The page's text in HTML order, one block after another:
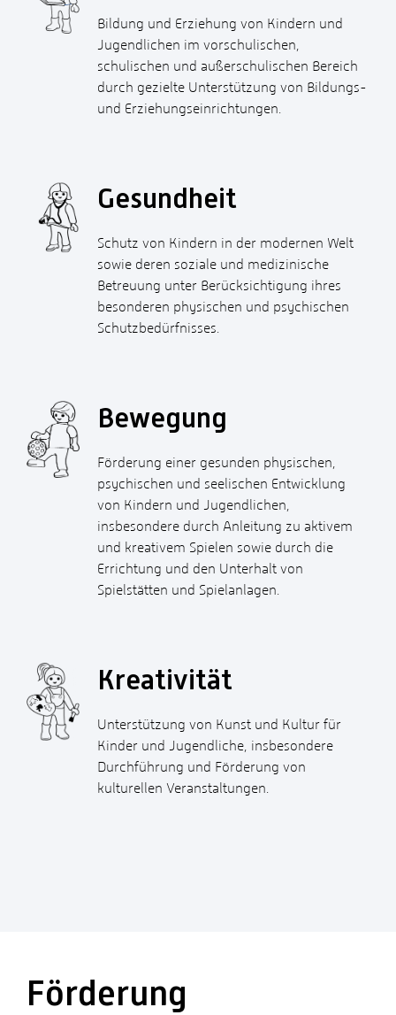
Bildung und Erziehung von Kindern und
Jugendlichen im vorschulischen,
schulischen und außerschulischen Bereich
durch gezielte Unterstützung von Bildungs-
und Erziehungseinrichtungen.
Gesundheit
Schutz von Kindern in der modernen Welt
sowie deren soziale und medizinische
Betreuung unter Berücksichtigung ihres
besonderen physischen und psychischen
Schutzbedürfnisses.
Bewegung
Förderung einer gesunden physischen,
psychischen und seelischen Entwicklung
von Kindern und Jugendlichen,
insbesondere durch Anleitung zu aktivem
und kreativem Spielen sowie durch die
Errichtung und den Unterhalt von
Spielstätten und Spielanlagen.
Kreativität
Unterstützung von Kunst und Kultur für
Kinder und Jugendliche, insbesondere
Durchführung und Förderung von
kulturellen Veranstaltungen.
Förderung